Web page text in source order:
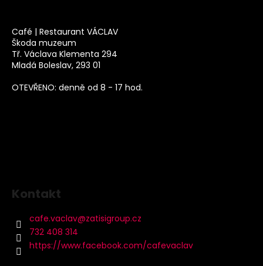
Café | Restaurant VÁCLAV
Škoda muzeum
Tř. Václava Klementa 294
Mladá Boleslav, 293 01
OTEVŘENO: denně od 8 - 17 hod.
Kontakt
cafe.vaclav@zatisigroup.cz
732 408 314
https://www.facebook.com/cafevaclav